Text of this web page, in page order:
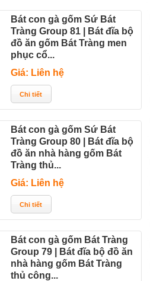
Bát con gà gốm Sứ Bát
Tràng Group 81 | Bát đĩa bộ
đồ ăn gốm Bát Tràng men
phục cổ...
Giá: Liên hệ
Bát con gà gốm Sứ Bát
Tràng Group 80 | Bát đĩa bộ
đồ ăn nhà hàng gốm Bát
Tràng thủ...
Giá: Liên hệ
Bát con gà gốm Bát Tràng
Group 79 | Bát đĩa bộ đồ ăn
nhà hàng gốm Bát Tràng
thủ công...